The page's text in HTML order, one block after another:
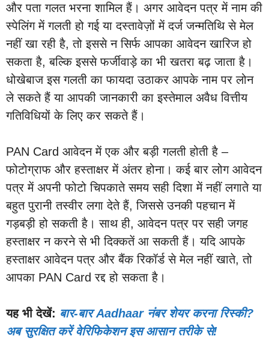
और पता गलत भरना शामिल हैं। अगर आवेदन पत्र में नाम की
स्पेलिंग में गलती हो गई या दस्तावेज़ों में दर्ज जन्मतिथि से मेल
नहीं खा रही है, तो इससे न सिर्फ आपका आवेदन खारिज हो
सकता है, बल्कि इससे फर्जीवाड़े का भी खतरा बढ़ जाता है।
धोखेबाज इस गलती का फायदा उठाकर आपके नाम पर लोन
ले सकते हैं या आपकी जानकारी का इस्तेमाल अवैध वित्तीय
गतिविधियों के लिए कर सकते हैं।
PAN Card आवेदन में एक और बड़ी गलती होती है –
फोटोग्राफ और हस्ताक्षर में अंतर होना। कई बार लोग आवेदन
पत्र में अपनी फोटो चिपकाते समय सही दिशा में नहीं लगाते या
बहुत पुरानी तस्वीर लगा देते हैं, जिससे उनकी पहचान में
गड़बड़ी हो सकती है। साथ ही, आवेदन पत्र पर सही जगह
हस्ताक्षर न करने से भी दिक्कतें आ सकती हैं। यदि आपके
हस्ताक्षर आवेदन पत्र और बैंक रिकॉर्ड से मेल नहीं खाते, तो
आपका PAN Card रद्द हो सकता है।
यह भी देखें: बार-बार Aadhaar नंबर शेयर करना रिस्की?
अब सुरक्षित करें वेरिफिकेशन इस आसान तरीके से!